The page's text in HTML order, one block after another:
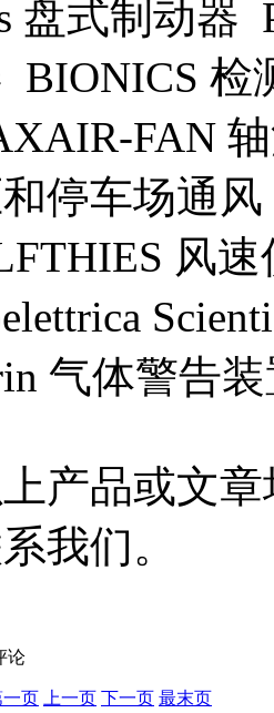
盘式制动器
检
FAN
停车场通
风
气体警告
产品或文
我们。
论
一页 上一页 下一页 最末页